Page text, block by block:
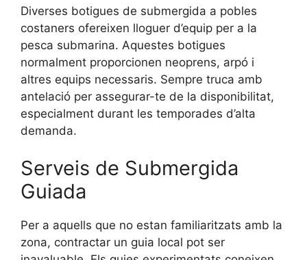
Diverses botigues de submergida a pobles
costaners ofereixen lloguer d’equip per a la
pesca submarina. Aquestes botigues
normalment proporcionen neoprens, arpó i
altres equips necessaris. Sempre truca amb
antelació per assegurar-te de la disponibilitat,
especialment durant les temporades d’alta
demanda.
Serveis de Submergida
Guiada
Per a aquells que no estan familiaritzats amb la
zona, contractar un guia local pot ser